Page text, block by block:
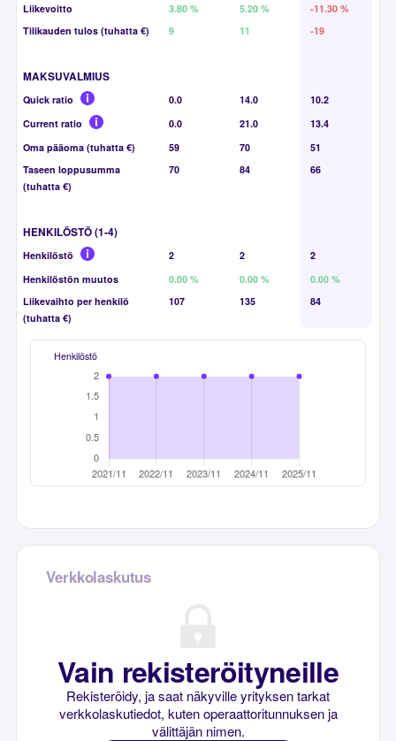
Liikevoitto
3.80 % 5.20 %
-11.30 %
Tilikauden tulos (tuhatta €)
9 11 -19
MAKSUVALMIUS
Quick ratio 0.0 14.0
10.2
Current ratio
0.0 21.0
13.4
Oma pääoma (tuhatta €)
59 70
51
Taseen loppusumma
(tuhatta €)
70 84 66
HENKILÖSTÖ (1-4)
Henkilöstö 2 2
2
Henkilöstön muutos
0.00 % 0.00 %
0.00 %
Liikevaihto per henkilö
(tuhatta €)
107 135 84
Henkilöstö
Verkkolaskutus
Vain rekisteröityneille
Rekisteröidy, ja saat näkyville yrityksen tarkat
verkkolaskutiedot, kuten operaattoritunnuksen ja
välittäjän nimen.